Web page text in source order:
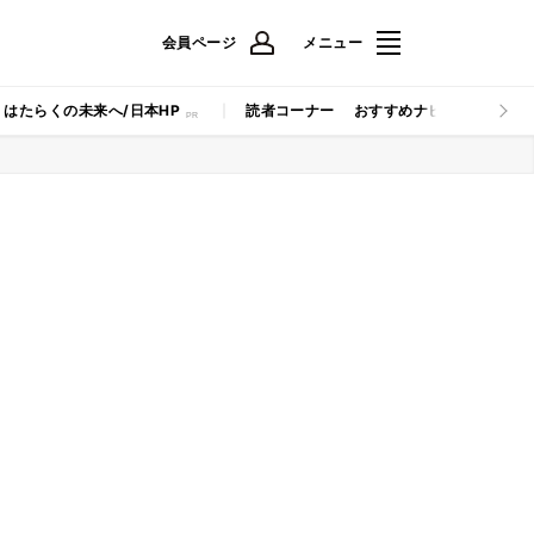
会員ページ メニュー
はたらくの未来へ/日本HP 読者コーナー おすすめナビ マイナビ